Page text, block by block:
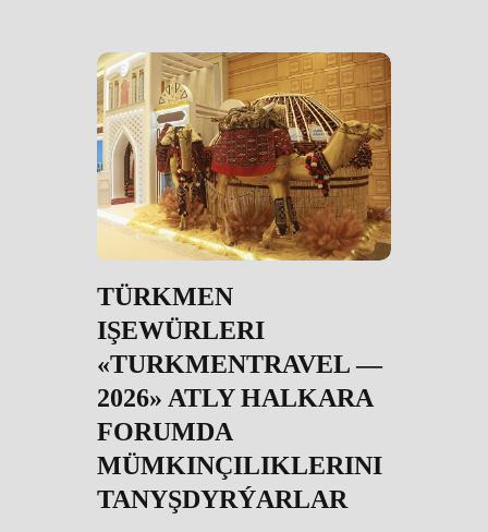
TÜRKMEN
IŞEWÜRLERI
«TURKMENTRAVEL —
2026» ATLY HALKARA
FORUMDA
MÜMKINÇILIKLERINI
TANYŞDYRÝARLAR